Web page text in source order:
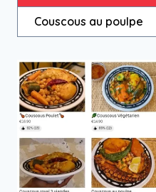
Couscous au poulpe